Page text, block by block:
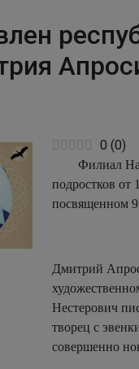
0 (0)
Филиал
подростков от
посвященном
Дмитрий
Нестерович
творец с
совершенно